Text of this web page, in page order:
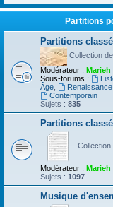
Partitions
Partitions
Collection
Modérateur : Marieh
Sous-forums :
Âge
Renaissance,
Contemporain
Sujets : 835
Partitions
Modérateur : Marieh
Sujets : 1097
Musique